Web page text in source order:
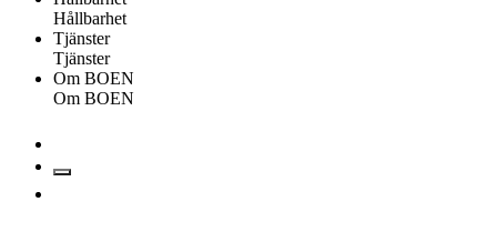
Hållbarhet
Tjänster
Tjänster
Om BOEN
Om BOEN